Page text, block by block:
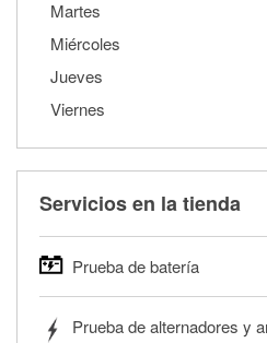
Martes
Miércoles
Jueves
Viernes
Servicios en la tienda
Prueba de batería
autos, camionetas, SUVs,
Prueba de alternadores y